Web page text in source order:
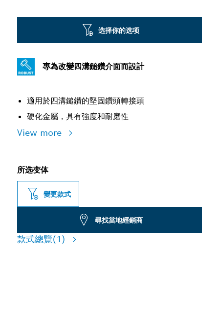
專為改變四溝鎚鑽介面而設計
適用於四溝鎚鑽的堅固鑽頭轉接頭
硬化金屬，具有強度和耐磨性
View more
选择你的选项
所选变体
變更款式
尋找當地經銷商
款式總覽(1)